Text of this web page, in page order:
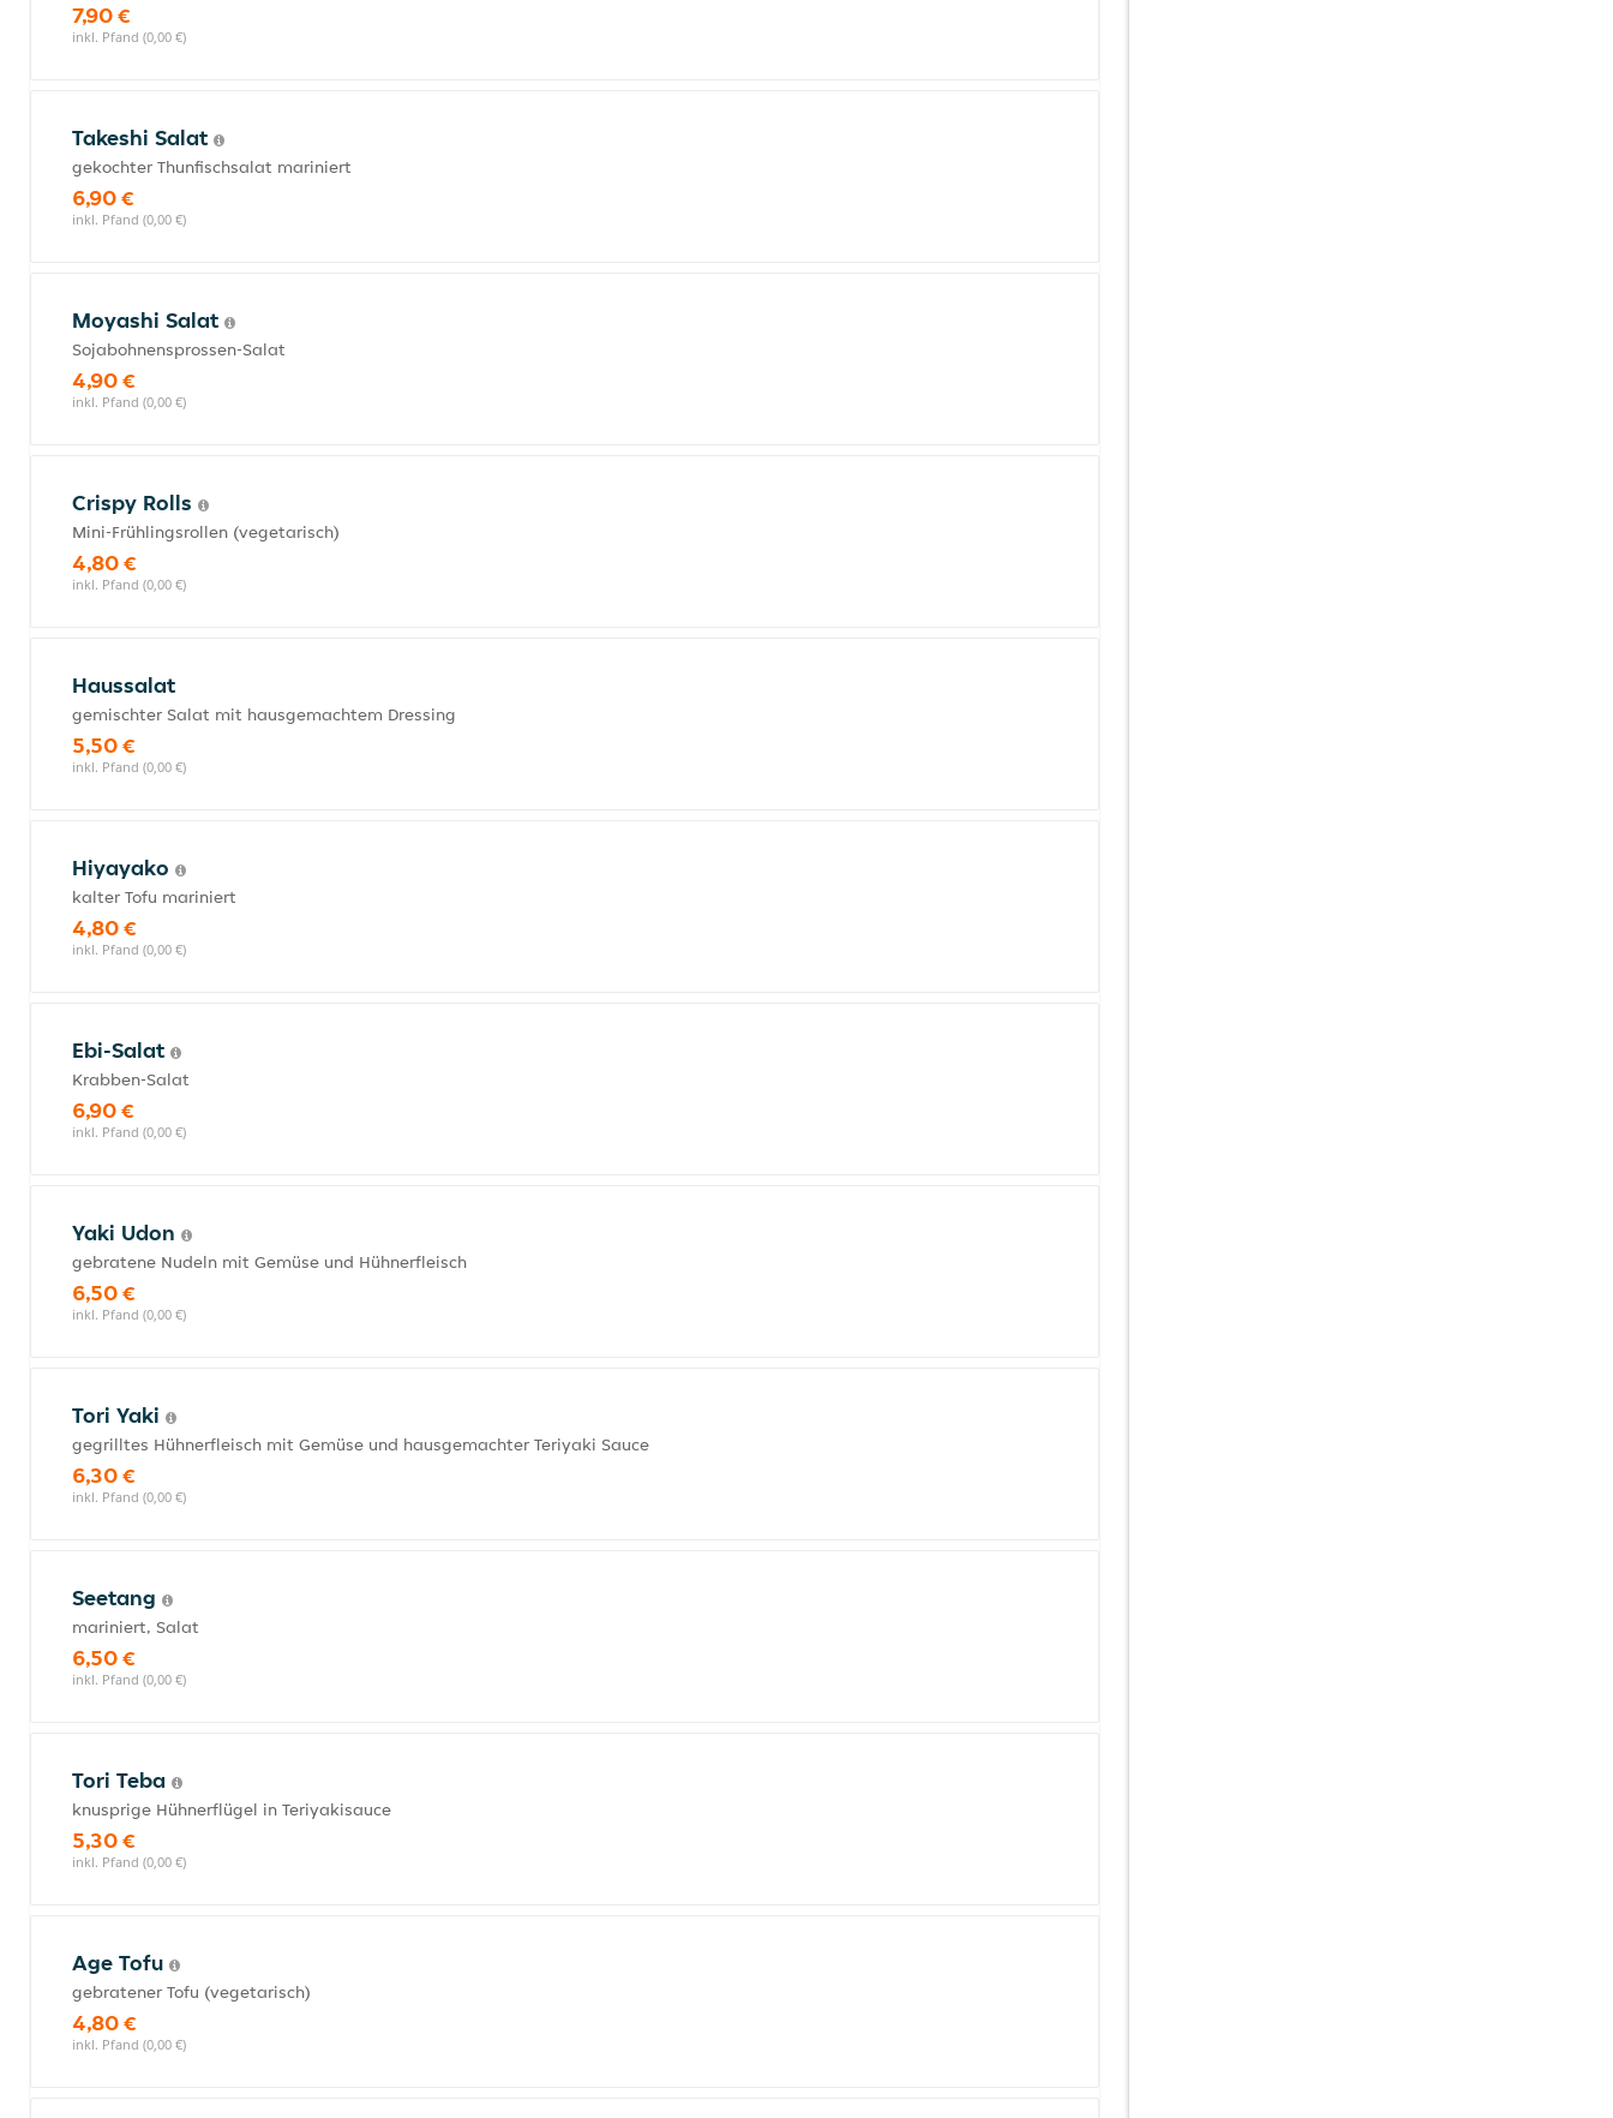
7,90 €
inkl. Pfand (0,00 €)
Takeshi Salat
gekochter Thunfischsalat mariniert
6,90 €
inkl. Pfand (0,00 €)
Moyashi Salat
Sojabohnensprossen-Salat
4,90 €
inkl. Pfand (0,00 €)
Crispy Rolls
Mini-Frühlingsrollen (vegetarisch)
4,80 €
inkl. Pfand (0,00 €)
Haussalat
gemischter Salat mit hausgemachtem Dressing
5,50 €
inkl. Pfand (0,00 €)
Hiyayako
kalter Tofu mariniert
4,80 €
inkl. Pfand (0,00 €)
Ebi-Salat
Krabben-Salat
6,90 €
inkl. Pfand (0,00 €)
Yaki Udon
gebratene Nudeln mit Gemüse und Hühnerfleisch
6,50 €
inkl. Pfand (0,00 €)
Tori Yaki
gegrilltes Hühnerfleisch mit Gemüse und hausgemachter Teriyaki Sauce
6,30 €
inkl. Pfand (0,00 €)
Seetang
mariniert, Salat
6,50 €
inkl. Pfand (0,00 €)
Tori Teba
knusprige Hühnerflügel in Teriyakisauce
5,30 €
inkl. Pfand (0,00 €)
Age Tofu
gebratener Tofu (vegetarisch)
4,80 €
inkl. Pfand (0,00 €)